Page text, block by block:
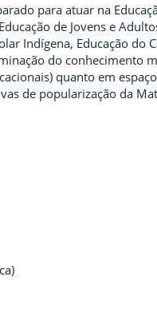
para atuar na
de Jovens e
Indígena, Educação do
do
quanto em
de popularização da